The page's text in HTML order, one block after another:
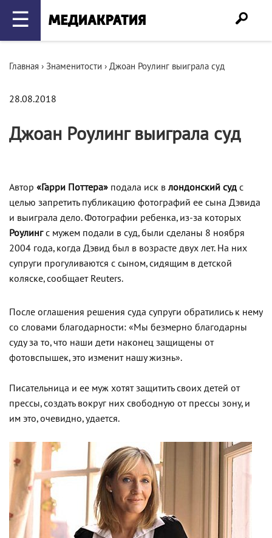
☰
Главная › Знаменитости › Джоан Роулинг выиграла суд
28.08.2018
Джоан Роулинг выиграла суд
Автор «Гарри Поттера» подала иск в лондонский суд с
целью запретить публикацию фотографий ее сына Дэвида
и выиграла дело. Фотографии ребенка, из-за которых
Роулингс мужем подали в суд, были сделаны 8 ноября
2004 года, когда Дэвид был в возрасте двух лет. На них
супруги прогуливаются с сыном, сидящим в детской
коляске, сообщает Reuters.
После оглашения решения суда супруги обратились к нему
со словами благодарности: «Мы безмерно благодарны
суду за то, что наши дети наконец защищены от
фотовспышек, это изменит нашу жизнь».
Писательница и ее муж хотят защитить своих детей от
прессы, создать вокруг них свободную от прессы зону, и
им это, очевидно, удается.